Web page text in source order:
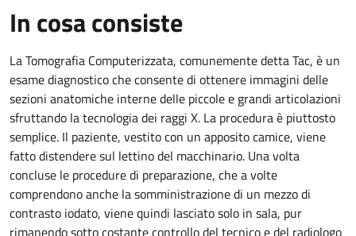
In cosa consiste
La Tomografia Computerizzata, comunemente detta Tac, è un
esame diagnostico che consente di ottenere immagini delle
sezioni anatomiche interne delle piccole e grandi articolazioni
sfruttando la tecnologia dei raggi X. La procedura è piuttosto
semplice. Il paziente, vestito con un apposito camice, viene
fatto distendere sul lettino del macchinario. Una volta
concluse le procedure di preparazione, che a volte
comprendono anche la somministrazione di un mezzo di
contrasto iodato, viene quindi lasciato solo in sala, pur
rimanendo sotto costante controllo del tecnico e del radiologo